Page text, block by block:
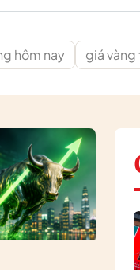
hôm nay giá